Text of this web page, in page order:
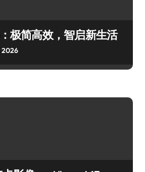
极简高效，智启新生活
2026